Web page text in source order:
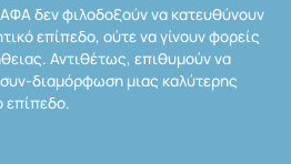
δεν φιλοδοξούν να κατευθύνουν
επίπεδο, ούτε να γίνουν φορείς
Αντιθέτως, επιθυμούν να
διαμόρφωση μιας καλύτερης
επίπεδο.